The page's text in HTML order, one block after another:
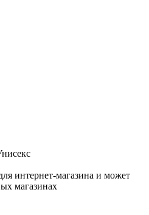
интернет-магазина и может
магазинах